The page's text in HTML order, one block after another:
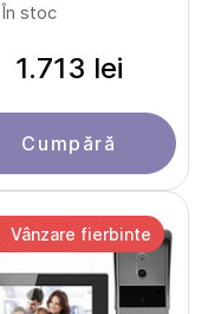
În stoc
1.713 lei
Cumpără
Vânzare fierbinte